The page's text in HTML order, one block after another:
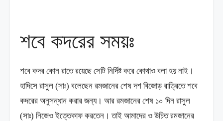
শবে কদরের সময়ঃ
শবে কদর কোন রাতে রয়েছে সেটি নির্দিষ্ট করে কোথাও বলা হয় নাই।
হাদিসে রাসুল (সাঃ) বলেছেন রমজানের শেষ দশ বিজোড় রাত্রিতে শবে
কদরের অনুসন্ধান করার জন্য। আর রমজানের শেষ ১০ দিন রাসুল
(সাঃ) নিজেও ইত্তেকাফ করতেন। তাই আমাদের ও উচিত রমজানের